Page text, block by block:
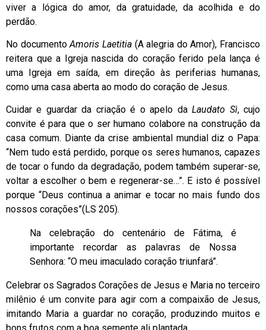
viver a lógica do amor, da gratuidade, da acolhida e do
perdão.
No documentoAmoris Laetitia(A alegria do Amor), Francisco
reitera que a Igreja nascida do coração ferido pela lança é
uma Igreja em saída, em direção às periferias humanas,
como uma casa aberta ao modo do coração de Jesus.
Cuidar e guardar da criação é o apelo daLaudato Sì, cujo
convite é para que o ser humano colabore na construção da
casa comum. Diante da crise ambiental mundial diz o Papa:
“Nem tudo está perdido, porque os seres humanos, capazes
de tocar o fundo da degradação, podem também superar-se,
voltar a escolher o bem e regenerar-se…”. E isto é possível
porque “Deus continua a animar e tocar no mais fundo dos
nossos corações”(LS 205).
Na celebração do centenário de Fátima, é
importante recordar as palavras de Nossa
Senhora: “O meu imaculado coração triunfará”.
Celebrar os Sagrados Corações de Jesus e Maria no terceiro
milênio é um convite para agir com a compaixão de Jesus,
imitando Maria a guardar no coração, produzindo muitos e